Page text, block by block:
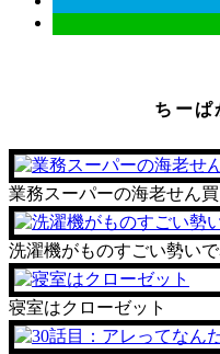
ちーぱ
業務スーパーの海老せん
洗濯機がものすごい勢い
寝室はクローゼット